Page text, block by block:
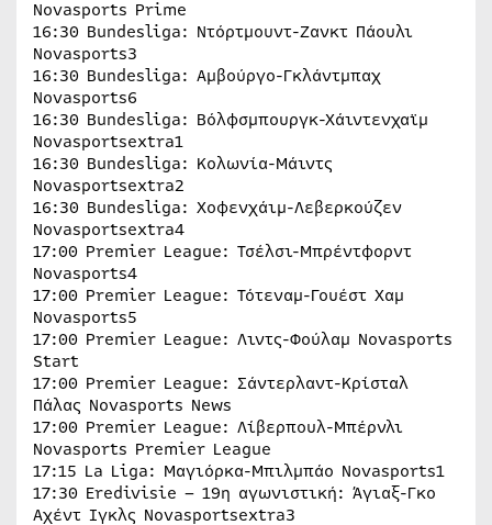
Novasports Prime
16:30 Bundesliga: Ντόρτμουντ-Ζανκτ Πάουλι
Novasports3
16:30 Bundesliga: Αμβούργο-Γκλάντμπαχ
Novasports6
16:30 Bundesliga: Βόλφσμπουργκ-Χάιντενχαϊμ
Novasportsextra1
16:30 Bundesliga: Κολωνία-Μάιντς
Novasportsextra2
16:30 Bundesliga: Χοφενχάιμ-Λεβερκούζεν
Novasportsextra4
17:00 Premier League: Τσέλσι-Μπρέντφορντ
Novasports4
17:00 Premier League: Τότεναμ-Γουέστ Χαμ
Novasports5
17:00 Premier League: Λιντς-Φούλαμ Novasports
Start
17:00 Premier League: Σάντερλαντ-Κρίσταλ
Πάλας Novasports News
17:00 Premier League: Λίβερπουλ-Μπέρνλι
Novasports Premier League
17:15 La Liga: Μαγιόρκα-Μπιλμπάο Novasports1
17:30 Eredivisie – 19η αγωνιστική: Άγιαξ-Γκο
Αχέντ Ιγκλς Novasportsextra3